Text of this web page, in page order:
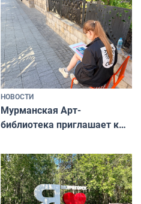
НОВОСТИ
Мурманская Арт-
библиотека приглашает к
и фотографов